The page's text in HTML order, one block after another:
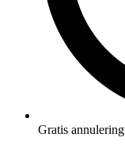
Gratis annulering